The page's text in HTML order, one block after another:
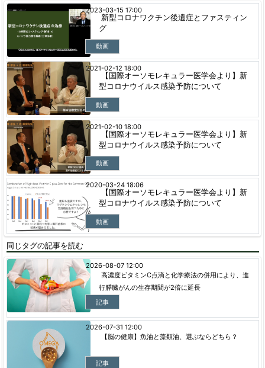
新型コロナワクチン後遺症とファスティン
グ
動画
2023-03-15 17:00
【国際オーソモレキュラー医学会より】新
型コロナウイルス感染予防について
動画
2021-02-12 18:00
【国際オーソモレキュラー医学会より】新
型コロナウイルス感染予防について
動画
2021-02-10 18:00
【国際オーソモレキュラー医学会より】新
型コロナウイルス感染予防について
動画
2020-03-24 18:06
同じタグの記事を読む
高濃度ビタミンC点滴と化学療法の併用により、進
行膵臓がんの生存期間が2倍に延長
記事
2026-08-07 12:00
【脳の健康】魚油と藻類油、選ぶならどちら？
記事
2026-07-31 12:00